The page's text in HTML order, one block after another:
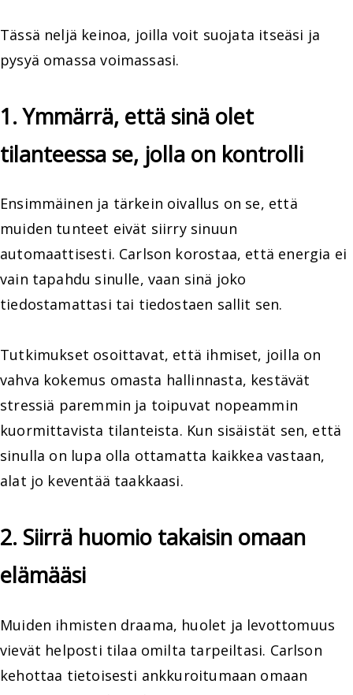
Tässä neljä keinoa, joilla voit suojata itseäsi ja
pysyä omassa voimassasi.
1. Ymmärrä, että sinä olet
tilanteessa se, jolla on kontrolli
Ensimmäinen ja tärkein oivallus on se, että
muiden tunteet eivät siirry sinuun
automaattisesti. Carlson korostaa, että energia ei
vain tapahdu sinulle, vaan sinä joko
tiedostamattasi tai tiedostaen sallit sen.
Tutkimukset osoittavat, että ihmiset, joilla on
vahva kokemus omasta hallinnasta, kestävät
stressiä paremmin ja toipuvat nopeammin
kuormittavista tilanteista. Kun sisäistät sen, että
sinulla on lupa olla ottamatta kaikkea vastaan,
alat jo keventää taakkaasi.
2. Siirrä huomio takaisin omaan
elämääsi
Muiden ihmisten draama, huolet ja levottomuus
vievät helposti tilaa omilta tarpeiltasi. Carlson
kehottaa tietoisesti ankkuroitumaan omaan